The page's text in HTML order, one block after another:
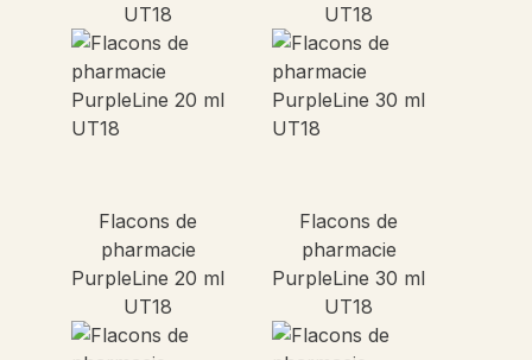
UT18
UT18
Flacons de
pharmacie
PurpleLine 20 ml
UT18
Flacons de
pharmacie
PurpleLine 30 ml
UT18